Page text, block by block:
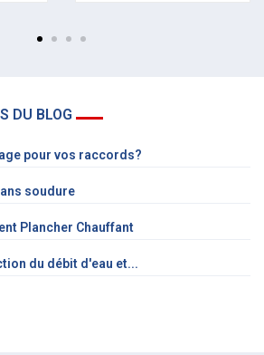
DU BLOG
pour vos raccords?
soudure
Plancher Chauffant
du débit d'eau et...